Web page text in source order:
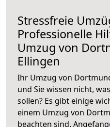
Stressfreie
Professionelle
Umzug von
Ellingen
Ihr Umzug von
und Sie wissen nicht,
sollen? Es gibt einige
einem Umzug von
beachten sind.